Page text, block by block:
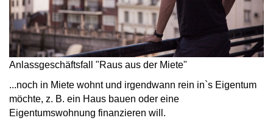
Anlassgeschäftsfall "Raus aus der Miete"
...noch in Miete wohnt und irgendwann rein in`s Eigentum
möchte, z. B. ein Haus bauen oder eine
Eigentumswohnung finanzieren will.